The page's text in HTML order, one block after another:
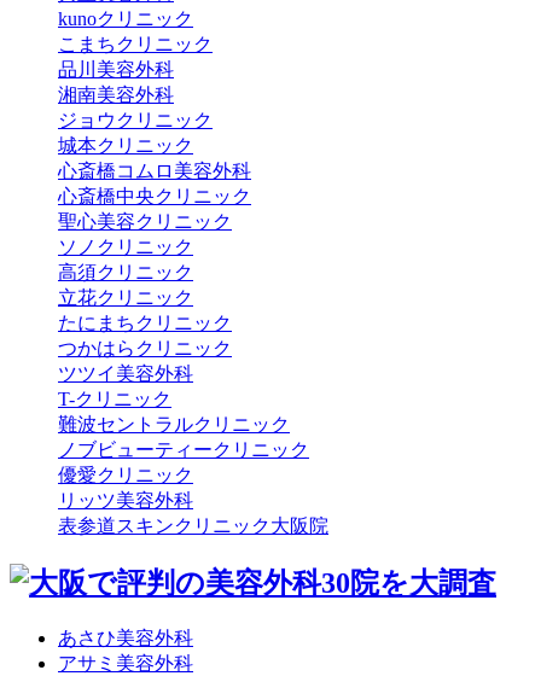
kunoクリニック
こまちクリニック
品川美容外科
湘南美容外科
ジョウクリニック
城本クリニック
心斎橋コムロ美容外科
心斎橋中央クリニック
聖心美容クリニック
ソノクリニック
高須クリニック
立花クリニック
たにまちクリニック
つかはらクリニック
ツツイ美容外科
T-クリニック
難波セントラルクリニック
ノブビューティークリニック
優愛クリニック
リッツ美容外科
表参道スキンクリニック大阪院
あさひ美容外科
アサミ美容外科